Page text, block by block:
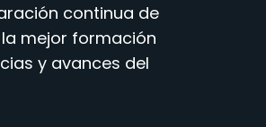
continua de
mejor formación
y avances del